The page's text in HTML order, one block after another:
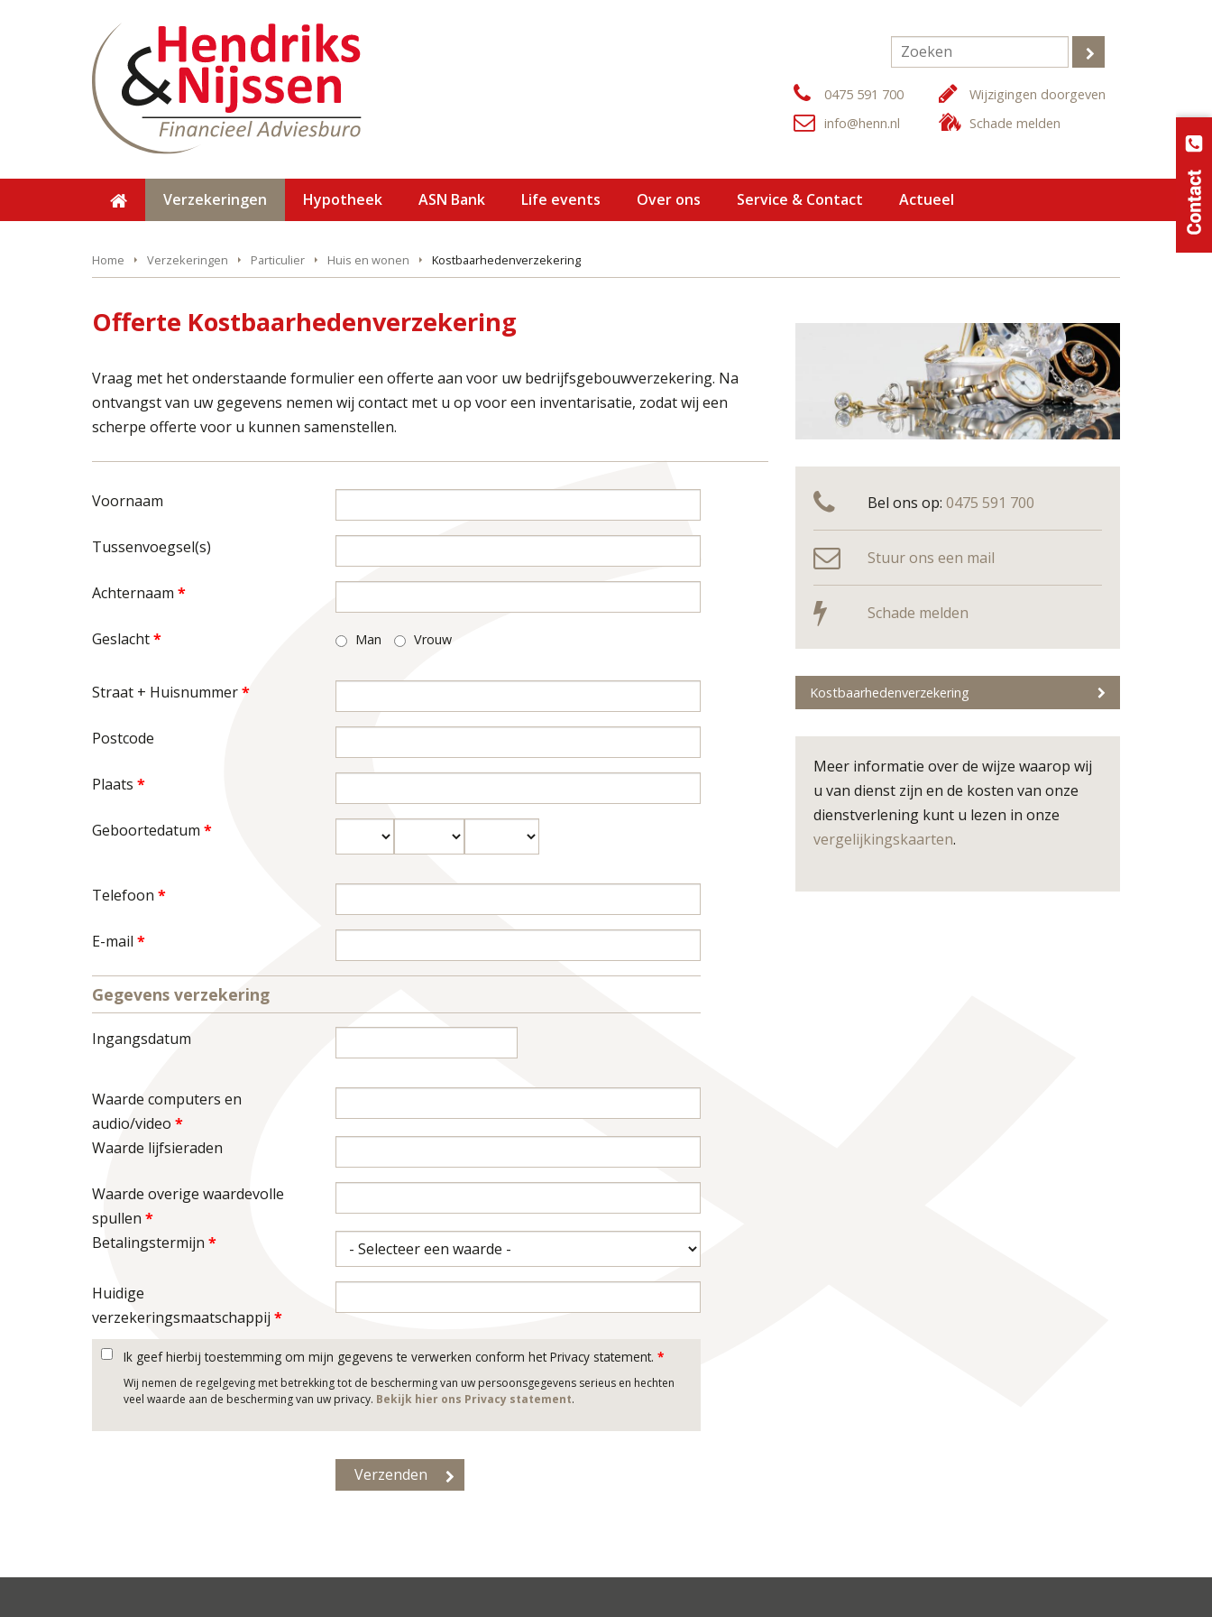
0475 591 700
info@henn.nl
Wijzigingen doorgeven
Schade melden
Verzekeringen Hypotheek ASN Bank Life events Over ons Service & Contact Actueel
Home Verzekeringen Particulier Huis en wonen Kostbaarhedenverzekering
Offerte Kostbaarhedenverzekering
Vraag met het onderstaande formulier een offerte aan voor uw bedrijfsgebouwverzekering. Na
ontvangst van uw gegevens nemen wij contact met u op voor een inventarisatie, zodat wij een
scherpe offerte voor u kunnen samenstellen.
Voornaam
Tussenvoegsel(s)
Achternaam *
Geslacht* Man Vrouw
Straat + Huisnummer*
Postcode
Plaats *
Geboortedatum *
Telefoon *
E-mail *
Gegevens verzekering
Ingangsdatum
Waarde computers en
audio/video *
Waarde lijfsieraden
Waarde overige waardevolle
spullen *
Betalingstermijn *
Huidige
verzekeringsmaatschappij *
Ik geef hierbij toestemming om mijn gegevens te verwerken conform het Privacy statement. *
Wij nemen de regelgeving met betrekking tot de bescherming van uw persoonsgegevens serieus en hechten
veel waarde aan de bescherming van uw privacy. Bekijk hier ons Privacy statement.
Bel ons op: 0475 591 700
Stuur ons een mail
Schade melden
Kostbaarhedenverzekering
Meer informatie over de wijze waarop wij
u van dienst zijn en de kosten van onze
dienstverlening kunt u lezen in onze
vergelijkingskaarten.